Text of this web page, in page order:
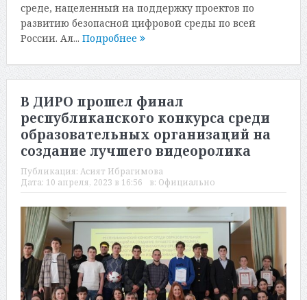
среде, нацеленный на поддержку проектов по
развитию безопасной цифровой среды по всей
России. Ал... Подробнее
В ДИРО прошел финал
республиканского конкурса среди
образовательных организаций на
создание лучшего видеоролика
Публикация: Асият Ибрагимова
Дата: 10 апреля, 2023 в 16:56 в: Официально